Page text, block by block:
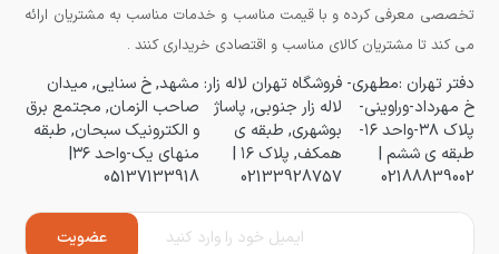
تخصصی معرفی کرده و با قیمت مناسب و خدمات مناسب به مشتریان ارائه
می کند تا مشتریان کالای مناسب و اقتصادی خریداری کنند .
دفتر تهران :مطهری-
خ مهرداد-وراوینی-
پلاک ۳۸-واحد ۱۶-
طبقه ی ششم |
02188839002
فروشگاه تهران لاله زار:
لاله زار جنوبی, پاساژ
بوشهری, طبقه ی
همکف, پلاک ۱۶ |
02133928757
مشهد, خ سنایی, میدان
صاحب الزمان, مجتمع برق
و الکترونیک سبحان, طبقه
منهای یک-واحد ۳۶|
05137133918